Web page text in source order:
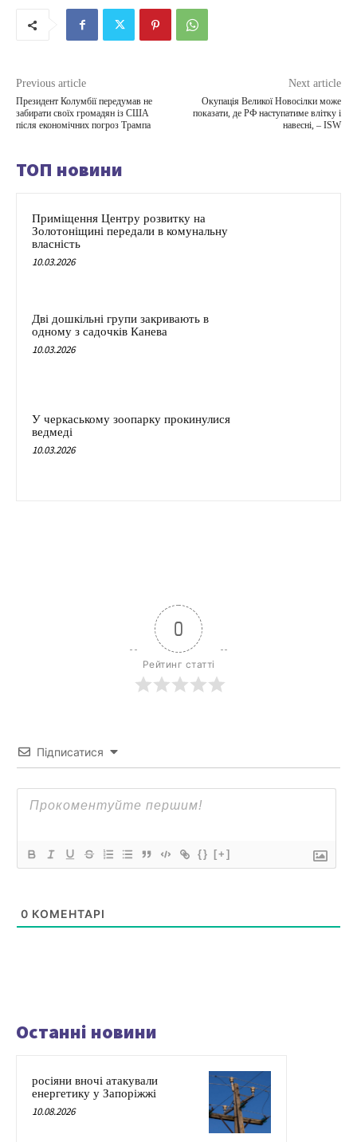
Previous article
Президент Колумбії передумав не
забирати своїх громадян із США
після економічних погроз Трампа
Next article
Окупація Великої Новосілки може
показати, де РФ наступатиме влітку і
навесні, – ISW
ТОП новини
Приміщення Центру розвитку на
Золотоніщині передали в комунальну
власність
10.03.2026
Дві дошкільні групи закривають в
одному з садочків Канева
10.03.2026
У черкаському зоопарку прокинулися
ведмеді
10.03.2026
0
Рейтинг статті
Підписатися
{} [+]
0 КОМЕНТАРІ
Останні новини
росіяни вночі атакували
енергетику у Запоріжжі
10.08.2026